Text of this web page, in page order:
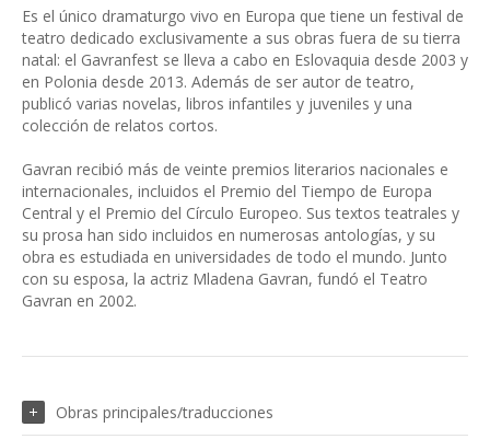
Es el único dramaturgo vivo en Europa que tiene un festival de
teatro dedicado exclusivamente a sus obras fuera de su tierra
natal: el Gavranfest se lleva a cabo en Eslovaquia desde 2003 y
en Polonia desde 2013. Además de ser autor de teatro,
publicó varias novelas, libros infantiles y juveniles y una
colección de relatos cortos.
Gavran recibió más de veinte premios literarios nacionales e
internacionales, incluidos el Premio del Tiempo de Europa
Central y el Premio del Círculo Europeo. Sus textos teatrales y
su prosa han sido incluidos en numerosas antologías, y su
obra es estudiada en universidades de todo el mundo. Junto
con su esposa, la actriz Mladena Gavran, fundó el Teatro
Gavran en 2002.
Obras principales/traducciones